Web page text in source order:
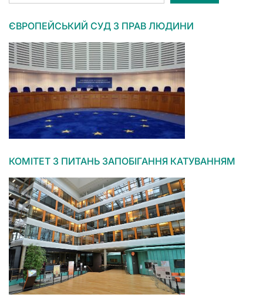
ЄВРОПЕЙСЬКИЙ СУД З ПРАВ ЛЮДИНИ
КОМІТЕТ З ПИТАНЬ ЗАПОБІГАННЯ КАТУВАННЯМ